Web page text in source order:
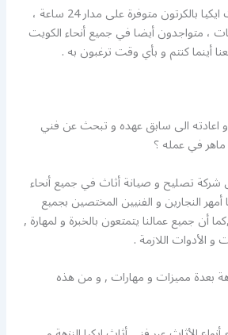
كما أن خدمة تركيب أثاث ايكيا بالكرتون متوفرة على مدار 24 ساعة ،
، متواجدون أيضا في جميع أنحاء الكويت
أينما كنتم و بأي وقت ترغبون به .
الى سابق عهده و تبحث عن فني
ماهر في عمله ؟
تصليح و صيانة أثاث في جميع أنحاء
النجارين و الفنيين المختصين بجميع
أن جميع عمالنا يتمتعون بالخبرة و لمهارة ,
الأدوات اللازمة .
بعدة مميزات و مهارات , و من هذه